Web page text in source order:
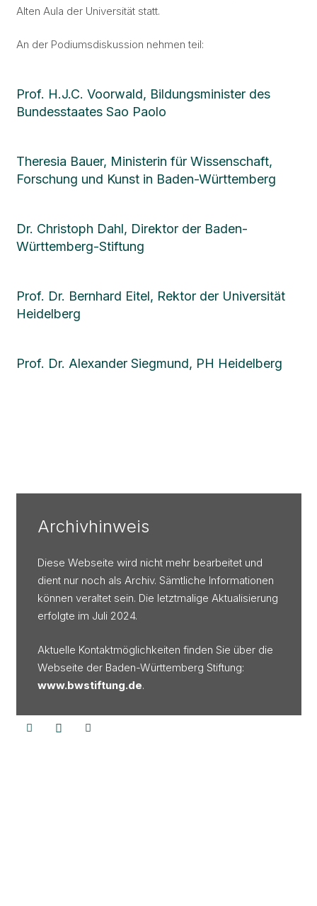
Alten Aula der Universität statt.
An der Podiumsdiskussion nehmen teil:
Prof. H.J.C. Voorwald, Bildungsminister des
Bundesstaates Sao Paolo
Theresia Bauer, Ministerin für Wissenschaft,
Forschung und Kunst in Baden-Württemberg
Dr. Christoph Dahl, Direktor der Baden-
Württemberg-Stiftung
Prof. Dr. Bernhard Eitel, Rektor der Universität
Heidelberg
Prof. Dr. Alexander Siegmund, PH Heidelberg
Archivhinweis
Diese Webseite wird nicht mehr bearbeitet und
dient nur noch als Archiv. Sämtliche Informationen
können veraltet sein. Die letztmalige Aktualisierung
erfolgte im Juli 2024.
Aktuelle Kontaktmöglichkeiten finden Sie über die
Webseite der Baden-Württemberg Stiftung:
www.bwstiftung.de.